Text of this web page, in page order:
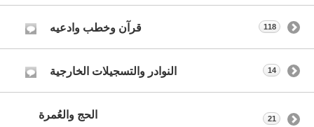
قرآن وخطب وادعيه 118
النوادر والتسجيلات الخارجية 14
الحج والعُمرة 21